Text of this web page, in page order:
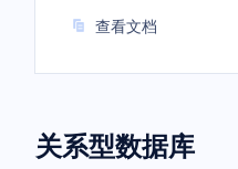
查看文档
关系型数据库